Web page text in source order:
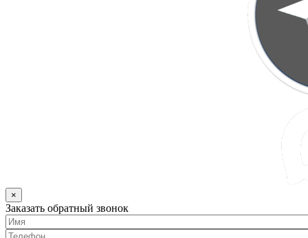
×
Заказать обратный звонок